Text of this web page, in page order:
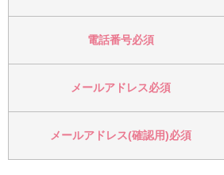
電話番号必須
メールアドレス必須
メールアドレス(確認用)必須